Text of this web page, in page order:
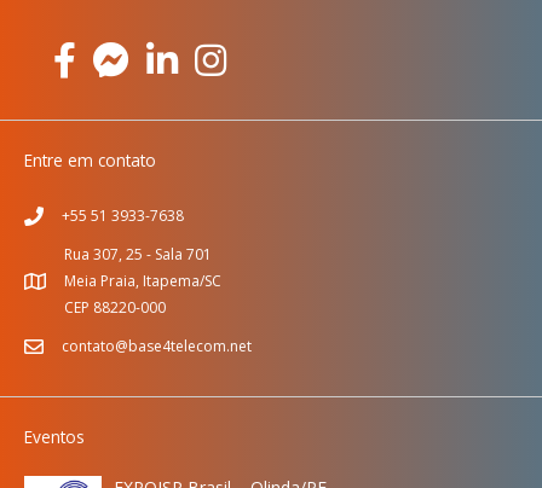
Entre em contato
+55 51 3933-7638
Rua 307, 25 - Sala 701
Meia Praia, Itapema/SC
CEP 88220-000
contato@base4telecom.net
Eventos